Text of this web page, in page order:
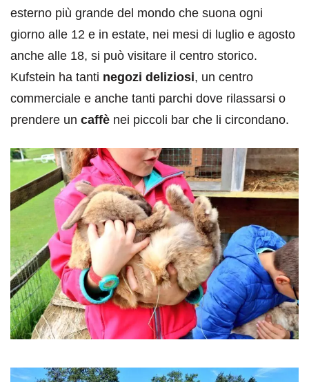
esterno più grande del mondo che suona ogni
giorno alle 12 e in estate, nei mesi di luglio e agosto
anche alle 18, si può visitare il centro storico.
Kufstein ha tanti negozi deliziosi, un centro
commerciale e anche tanti parchi dove rilassarsi o
prendere un caffè nei piccoli bar che li circondano.